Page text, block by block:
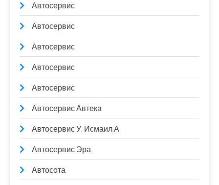
Автосервис
Автосервис
Автосервис
Автосервис
Автосервис
Автосервис Автека
Автосервис У. Исмаил.А
Автосервис Эра
Автосота